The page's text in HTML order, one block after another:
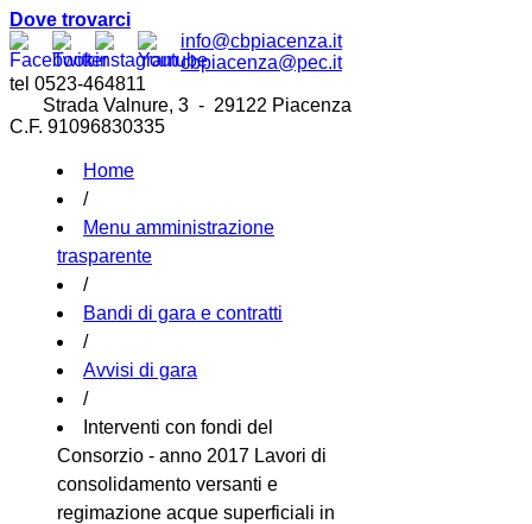
Dove trovarci
info@cbpiacenza.it
cbpiacenza@pec.it
tel 0523-464811
Strada Valnure, 3 - 29122 Piacenza
C.F. 91096830335
Home
/
Menu amministrazione
trasparente
/
Bandi di gara e contratti
/
Avvisi di gara
/
Interventi con fondi del
Consorzio - anno 2017 Lavori di
consolidamento versanti e
regimazione acque superficiali in